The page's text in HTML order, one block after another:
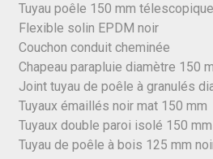
Tuyau poêle 150 mm télescopique
Flexible solin EPDM noir
Couchon conduit cheminée
Chapeau parapluie diamètre 150
Joint tuyau de poêle à granulés
Tuyaux émaillés noir mat 150 mm
Tuyaux double paroi isolé 150 mm
Tuyau de poêle à bois 125 mm